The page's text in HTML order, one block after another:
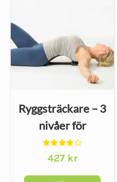
Ryggsträckare – 3
nivåer för
hållning och
stretching
Betygsatt
4.20av 5
427 kr